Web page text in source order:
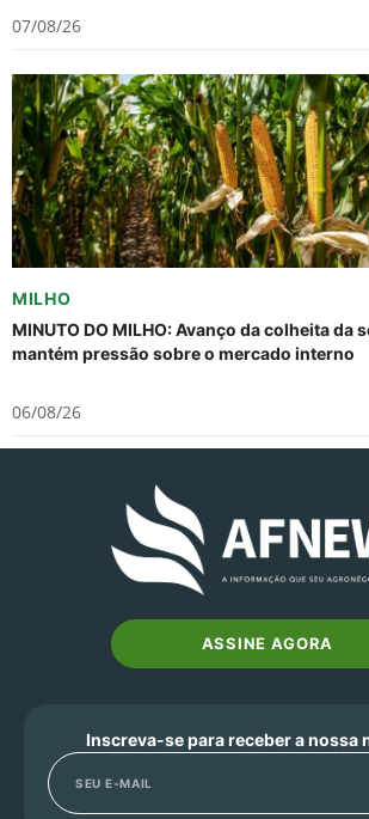
07/08/26
MILHO
MINUTO DO MILHO: Avanço da colheita da
mantém pressão sobre o mercado interno
06/08/26
ASSINE AGORA
Inscreva-se para receber a nossa